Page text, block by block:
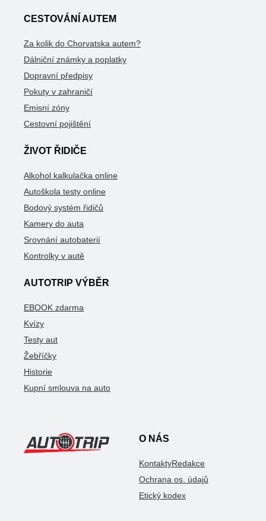
CESTOVÁNÍ AUTEM
Za kolik do Chorvatska autem?
Dálniční známky a poplatky
Dopravní předpisy
Pokuty v zahraničí
Emisní zóny
Cestovní pojištění
ŽIVOT ŘIDIČE
Alkohol kalkulačka online
Autoškola testy online
Bodový systém řidičů
Kamery do auta
Srovnání autobaterií
Kontrolky v autě
AUTOTRIP VÝBĚR
EBOOK zdarma
Kvízy
Testy aut
Žebříčky
Historie
Kupní smlouva na auto
O NÁS
KontaktyRedakce
Ochrana os. údajů
Etický kodex